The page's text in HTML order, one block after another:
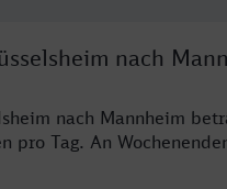
nach
nach Mannheim
pro Tag. An